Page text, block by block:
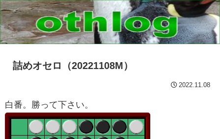
詰めオセロ（20221108M）
2022.11.08
白番。勝って下さい。